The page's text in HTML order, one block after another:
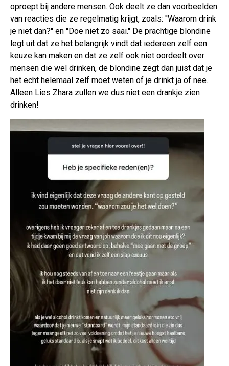
oproept bij andere mensen. Ook deelt ze dan voorbeelden
van reacties die ze regelmatig krijgt, zoals: ''Waarom drink
je niet dan?'' en ''Doe niet zo saai.'' De prachtige blondine
legt uit dat ze het belangrijk vindt dat iedereen zelf een
keuze kan maken en dat ze zelf ook niet oordeelt over
mensen die wel drinken, de blondine zegt dan juist dat je
het echt helemaal zelf moet weten of je drinkt ja of nee.
Alleen Lies Zhara zullen we dus niet een drankje zien
drinken!